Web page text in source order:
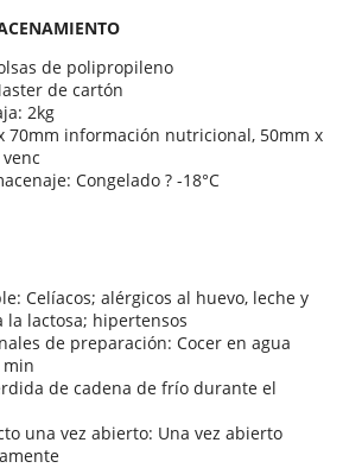
de polipropileno
de cartón
2kg
70mm información nutricional, 50mm x
Congelado ? -18°C
Celíacos; alérgicos al huevo, leche y
la lactosa; hipertensos
de preparación: Cocer en agua
min
de cadena de frío durante el
una vez abierto: Una vez abierto